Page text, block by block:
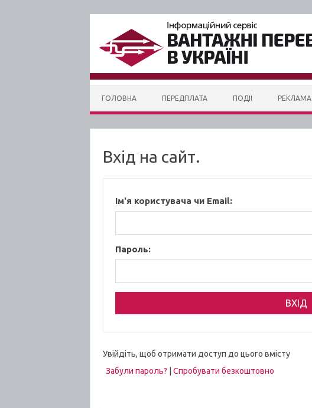
ГОЛОВНА ПЕРЕДПЛАТА ПОДІЇ РЕКЛАМА
Вхід на сайт.
Ім'я користувача чи Email:
Пароль:
Увійдіть, щоб отримати доступ до цього вмісту
Забули пароль?
Спробувати безкоштовно